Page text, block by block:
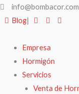
Ir
Blog|
Empresa
Hormigón
Servicios
Venta de